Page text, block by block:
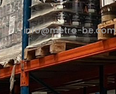
info@metro-be.com